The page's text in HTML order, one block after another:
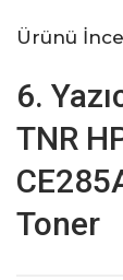
Ürünü
6.
TNR
Toner